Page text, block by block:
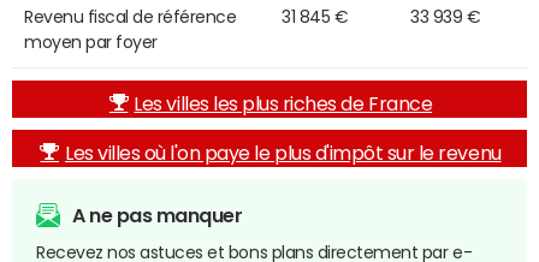
Revenu fiscal de référence
moyen par foyer
31 845 € 33 939 €
Les villes les plus riches de France
Les villes où l'on paye le plus d'impôt sur le revenu
A ne pas manquer
Recevez nos astuces et bons plans directement par e-